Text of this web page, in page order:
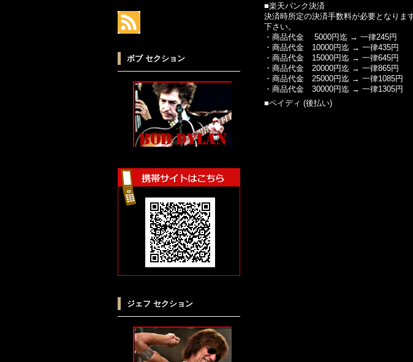
■楽天バンク決済
決済時所定の決済手数料が必要となりま
下さい。
・商品代金 5000円迄 → 一律245円
・商品代金 10000円迄 → 一律435円
・商品代金 15000円迄 → 一律645円
・商品代金 20000円迄 → 一律865円
・商品代金 25000円迄 → 一律1085円
・商品代金 30000円迄 → 一律1305円
■ペイディ (後払い)
ボブ セクション
ジェフ セクション